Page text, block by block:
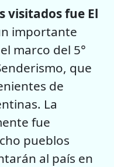
visitados fue El
importante
marco del 5°
que
de
La
fue
pueblos
al país en